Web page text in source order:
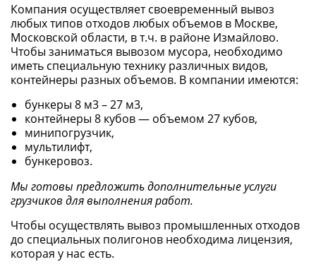
Компания осуществляет своевременный вывоз
любых типов отходов любых объемов в Москве,
Московской области, в т.ч. в районе Измайлово.
Чтобы заниматься вывозом мусора, необходимо
иметь специальную технику различных видов,
контейнеры разных объемов. В компании имеются:
бункеры 8 м3 – 27 м3,
контейнеры 8 кубов — объемом 27 кубов,
минипогрузчик,
мультилифт,
бункеровоз.
Мы готовы предложить дополнительные услуги
грузчиков для выполнения работ.
Чтобы осуществлять вывоз промышленных отходов
до специальных полигонов необходима лицензия,
которая у нас есть.